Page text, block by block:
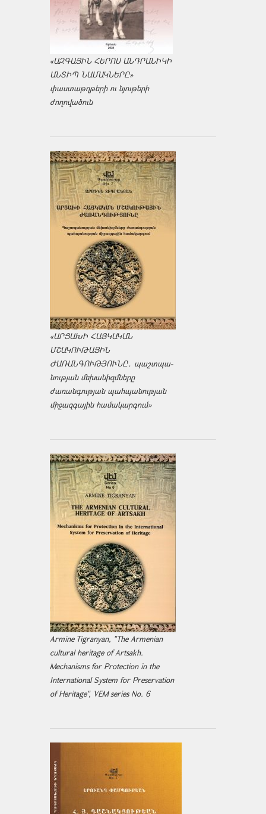
«ԱԶԳԱՅԻՆ ՀԵՐՈՍ ԱՆԴՐԱՆԻԿԻ
ԱՆՏԻՊ ՆԱՄԱԿՆԵՐԸ»
փաստաթղթերի ու նյութերի
ժողովածուն
«ԱՐՑԱԽԻ ՀԱՅԿԱԿԱՆ
ՄՇԱԿՈՒԹԱՅԻՆ
ԺԱՌԱՆԳՈՒԹՅՈՒՆԸ․ պաշտպա­
նության մեխանիզմները
ժառանգության պահպանության
միջազ­գային համակարգում»
Armine Tigranyan, "The Armenian
cultural heritage of Artsakh.
Mechanisms for Protection in the
International System for Preservation
of Heritage", VEM series No. 6